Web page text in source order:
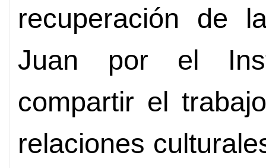
recuperación de
Juan por el
compartir el
relaciones